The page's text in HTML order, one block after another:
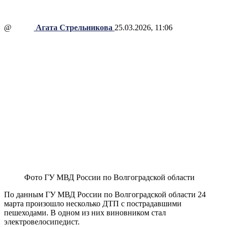
@ Агата Стрельникова 25.03.2026, 11:06
Фото ГУ МВД России по Волгоградской области
По данным ГУ МВД России по Волгоградской области 24
марта произошло несколько ДТП с пострадавшими
пешеходами. В одном из них виновником стал
электровелосипедист.